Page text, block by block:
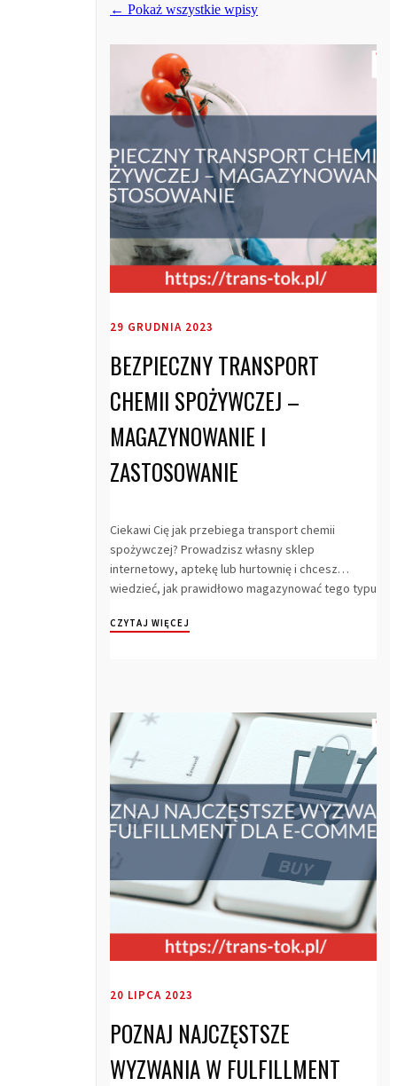
← Pokaż wszystkie wpisy
29 GRUDNIA 2023
BEZPIECZNY TRANSPORT
CHEMII SPOŻYWCZEJ –
MAGAZYNOWANIE I
ZASTOSOWANIE
Ciekawi Cię jak przebiega transport chemii
spożywczej? Prowadzisz własny sklep
internetowy, aptekę lub hurtownię i chcesz
wiedzieć, jak prawidłowo magazynować tego typu
CZYTAJ WIĘCEJ
20 LIPCA 2023
POZNAJ NAJCZĘSTSZE
WYZWANIA W FULFILLMENT